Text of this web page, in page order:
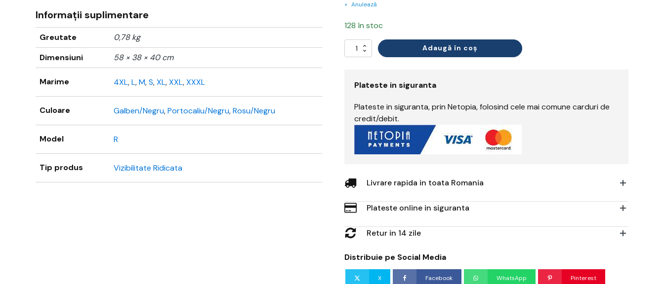
Informații suplimentare
Greutate
0,78 kg
Dimensiuni
58 × 38 × 40 cm
Marime 4XL,L,M,S,XL,XXL,XXXL
Culoare Galben/Negru,Portocaliu/Negru,Rosu/Negru
Model R
Tip produs Vizibilitate Ridicata
Anulează
128 în stoc
Cantitate
Bluză
Adaugă în coș
Plateste in siguranta
Plateste in siguranta, prin Netopia, folosind cele mai comune carduri de
credit/debit.
Livrare rapida in toata Romania
Plateste online in siguranta
Retur in 14 zile
Distribuie pe Social Media
X Facebook WhatsApp Pinterest